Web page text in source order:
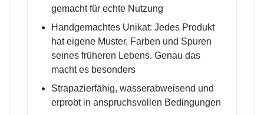
gemacht für echte Nutzung
Handgemachtes Unikat: Jedes Produkt
hat eigene Muster, Farben und Spuren
seines früheren Lebens. Genau das
macht es besonders
Strapazierfähig, wasserabweisend und
erprobt in anspruchsvollen Bedingungen